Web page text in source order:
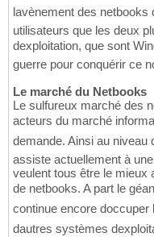
lavènement des
utilisateurs que les deux
dexploitation, que sont
guerre pour conquérir ce
Le marché du Netbooks
Le sulfureux marché des
acteurs du marché
demande. Ainsi au niveau
assiste actuellement à
veulent tous être le mieux
de netbooks. A part le
continue encore
dautres systèmes